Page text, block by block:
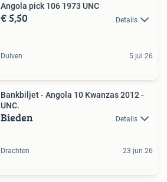
Angola pick 106 1973 UNC
€ 5,50 Details
Duiven 5 jul 26
Bankbiljet - Angola 10 Kwanzas 2012 -
UNC.
Bieden Details
Drachten 23 jun 26